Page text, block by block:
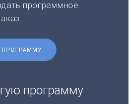
программное
ПРОГРАММУ
программу